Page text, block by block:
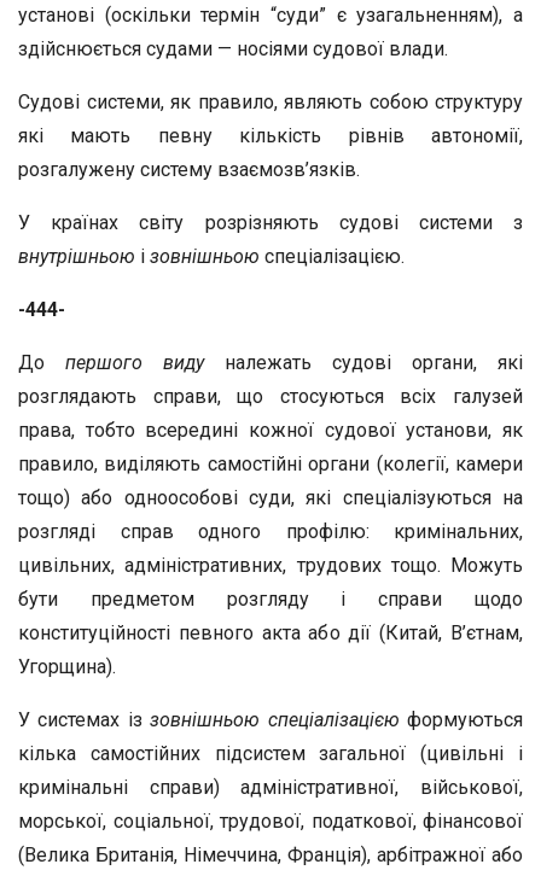
установі (оскільки термін “суди” є узагальненням), а
здійснюється судами — носіями судової влади.
Судові системи, як правило, являють собою структуру
які мають певну кількість рівнів автономії,
розгалужену систему взаємозв’язків.
У країнах світу розрізняють судові системи з
внутрішньою і зовнішньою спеціалізацією.
-444-
До першого виду належать судові органи, які
розглядають справи, що стосуються всіх галузей
права, тобто всередині кожної судової установи, як
правило, виділяють самостійні органи (колегії, камери
тощо) або одноособові суди, які спеціалізуються на
розгляді справ одного профілю: кримінальних,
цивільних, адміністративних, трудових тощо. Можуть
бути предметом розгляду і справи щодо
конституційності певного акта або дії (Китай, В’єтнам,
Угорщина).
У системах іззовнішньою спеціалізацієюформуються
кілька самостійних підсистем загальної (цивільні і
кримінальні справи) адміністративної, військової,
морської, соціальної, трудової, податкової, фінансової
(Велика Британія, Німеччина, Франція), арбітражної або